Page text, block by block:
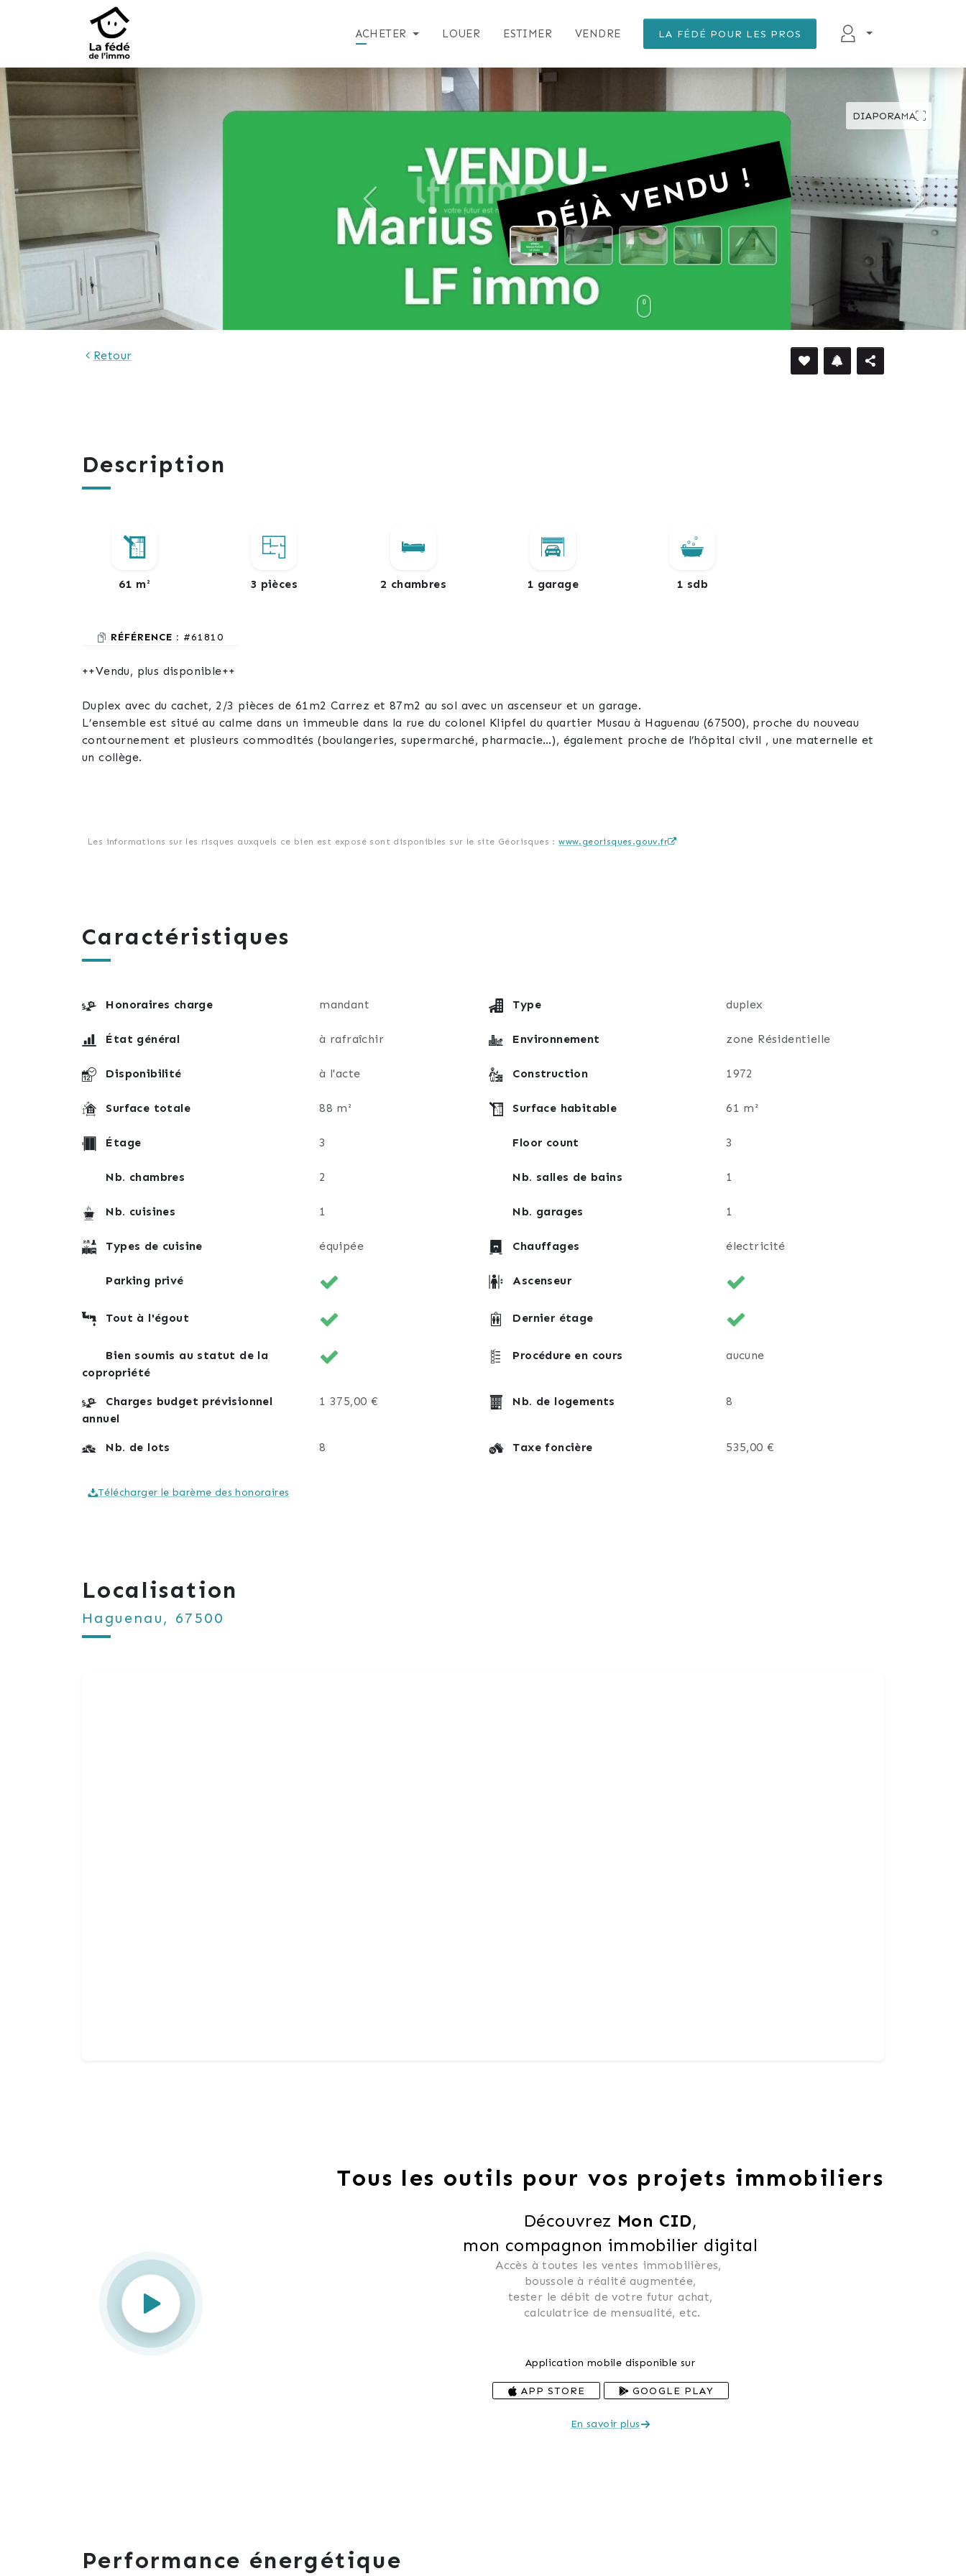
ACHETER LOUER ESTIMER VENDRE LA FÉDÉ POUR LES PROS
DÉJÀ VENDU !
DIAPORAMA
Retour
Description
61 m² 3 pièces 2 chambres 1 garage 1 sdb
RÉFÉRENCE : #61810
++Vendu, plus disponible++
Duplex avec du cachet, 2/3 pièces de 61m2 Carrez et 87m2 au sol avec un ascenseur et un garage.
L’ensemble est situé au calme dans un immeuble dans la rue du colonel Klipfel du quartier Musau à Haguenau (67500), proche du nouveau
contournement et plusieurs commodités (boulangeries, supermarché, pharmacie…), également proche de l’hôpital civil , une maternelle et
un collège.
Les informations sur les risques auxquels ce bien est exposé sont disponibles sur le site Géorisques :www.georisques.gouv.fr
Caractéristiques
Honoraires charge mandant Type duplex
État général à rafraîchir Environnement zone Résidentielle
Disponibilité à l'acte Construction 1972
Surface totale 88 m² Surface habitable 61 m²
Étage 3 Floor count 3
Nb. chambres 2 Nb. salles de bains 1
Nb. cuisines 1 Nb. garages 1
Types de cuisine équipée Chauffages électricité
Parking privé Ascenseur
Tout à l'égout Dernier étage
Bien soumis au statut de la
copropriété
Procédure en cours aucune
Charges budget prévisionnel
annuel
1 375,00 € Nb. de logements 8
Nb. de lots 8 Taxe foncière 535,00 €
Télécharger le barème des honoraires
Localisation
Haguenau, 67500
Tous les outils pour vos projets immobiliers
Découvrez Mon CID,
mon compagnon immobilier digital
Accès à toutes les ventes immobilières,
boussole à réalité augmentée,
tester le débit de votre futur achat,
calculatrice de mensualité, etc.
Application mobile disponible sur
APP STORE GOOGLE PLAY
En savoir plus
Performance énergétique